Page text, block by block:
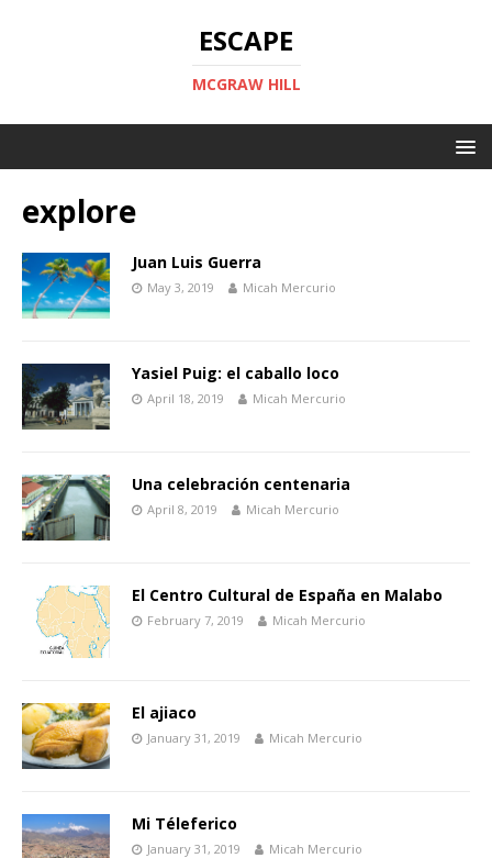
ESCAPE
MCGRAW HILL
explore
Juan Luis Guerra
May 3, 2019 Micah Mercurio
Yasiel Puig: el caballo loco
April 18, 2019 Micah Mercurio
Una celebración centenaria
April 8, 2019 Micah Mercurio
El Centro Cultural de España en Malabo
February 7, 2019 Micah Mercurio
El ajiaco
January 31, 2019 Micah Mercurio
Mi Téleferico
January 31, 2019 Micah Mercurio